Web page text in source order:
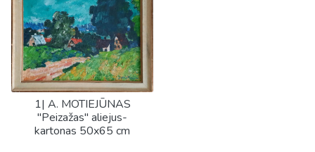
1| A. MOTIEJŪNAS
"Peizažas" aliejus-
kartonas 50x65 cm